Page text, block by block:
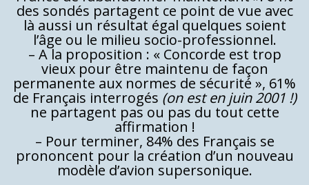
des sondés partagent ce point de vue avec
là aussi un résultat égal quelques soient
l’âge ou le milieu socio-professionnel.
– A la proposition : « Concorde est trop
vieux pour être maintenu de façon
permanente aux normes de sécurité », 61%
de Français interrogés (on est en juin 2001 !)
ne partagent pas ou pas du tout cette
affirmation !
– Pour terminer, 84% des Français se
prononcent pour la création d’un nouveau
modèle d’avion supersonique.